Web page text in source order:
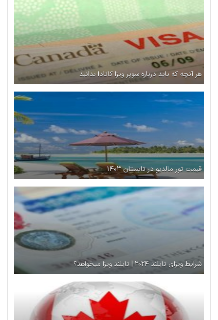
هر آنچه که باید درباره سوپر ویزا کانادا بدانید
قیمت تور مالدیو در تابستان ۱۴۰۳
شرایط ویزای تایلند ۲۰۲۴ | تایلند ویزا میخواهد؟